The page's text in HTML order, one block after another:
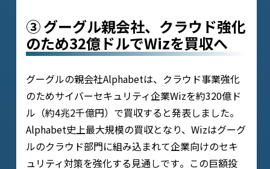
③ グーグル親会社、クラウド強化
のため32億ドルでWizを買収へ
グーグルの親会社Alphabetは、クラウド事業強化
のためサイバーセキュリティ企業Wizを約320億ド
ル（約4兆2千億円）で買収すると発表しました。
Alphabet史上最大規模の買収となり、Wizはグーグ
ルのクラウド部門に組み込まれて企業向けのセキ
ュリティ対策を強化する見通しです​。この巨額投